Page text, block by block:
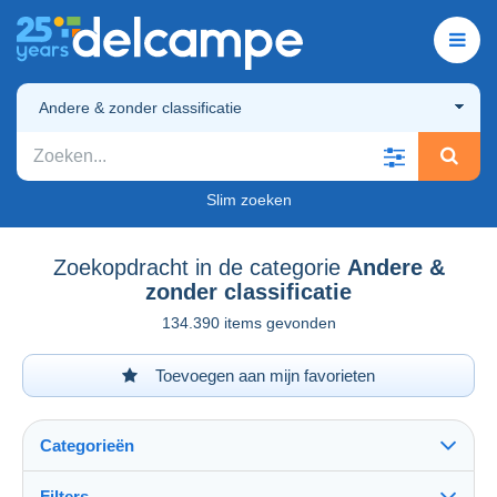
Andere & zonder classificatie
Slim zoeken
Zoekopdracht in de categorie Andere &
zonder classificatie
134.390 items gevonden
Toevoegen aan mijn favorieten
Categorieën